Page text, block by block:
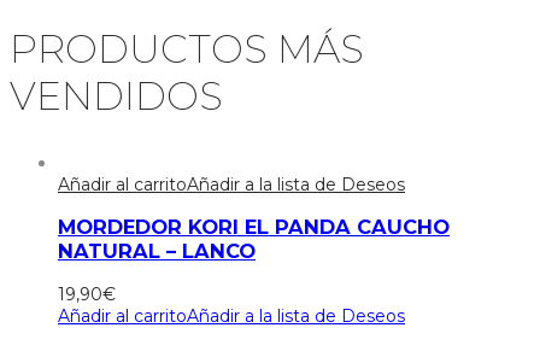
PRODUCTOS MÁS
VENDIDOS
Añadir al carritoAñadir a la lista de Deseos
MORDEDOR KORI EL PANDA CAUCHO
NATURAL – LANCO
19,90€
Añadir al carritoAñadir a la lista de Deseos